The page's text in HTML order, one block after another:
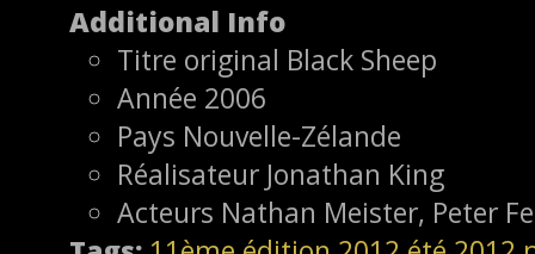
Additional Info
Titre original Black Sheep
Année 2006
Pays Nouvelle-Zélande
Réalisateur Jonathan King
Acteurs Nathan Meister, Peter